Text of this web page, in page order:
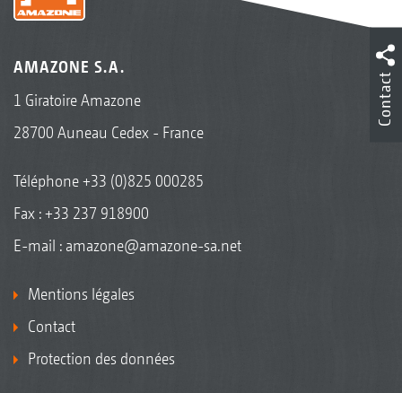
AMAZONE S.A.
1 Giratoire Amazone
28700 Auneau Cedex - France
Téléphone+33 (0)825 000285
Fax : +33 237 918900
E-mail : amazone@amazone-sa.net
Mentions légales
Contact
Protection des données
Contact